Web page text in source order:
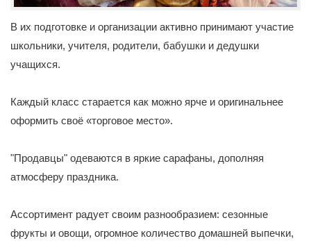
В их подготовке и организации активно принимают участие
школьники, учителя, родители, бабушки и дедушки
учащихся.
Каждый класс старается как можно ярче и оригинальнее
оформить своё «торговое место».
"Продавцы" одеваются в яркие сарафаны, дополняя
атмосферу праздника.
Ассортимент радует своим разнообразием: сезонные
фрукты и овощи, огромное количество домашней выпечки,